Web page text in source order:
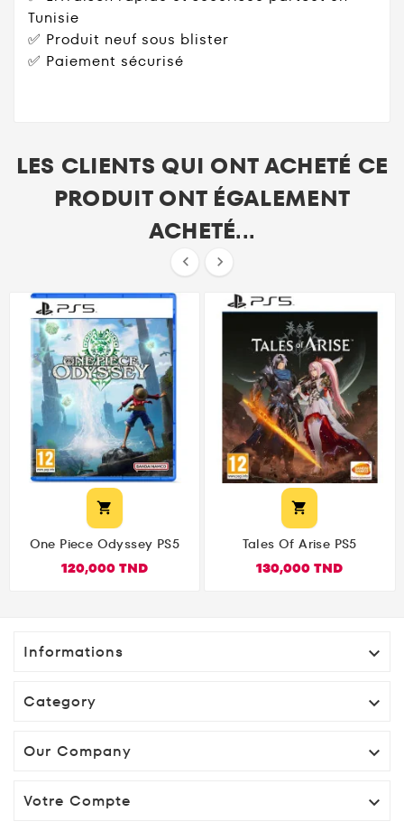
Tunisie
✅ Produit neuf sous blister
✅ Paiement sécurisé
LES CLIENTS QUI ONT ACHETÉ CE
PRODUIT ONT ÉGALEMENT
ACHETÉ...
 

One Piece Odyssey PS5
120,000 TND

Tales Of Arise PS5
130,000 TND
Informations 
Category 
Our Company 
Votre Compte 